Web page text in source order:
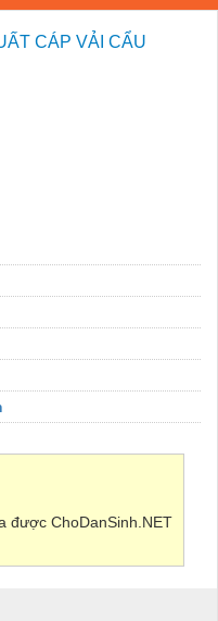
CÁP VẢI CẨU
được ChoDanSinh.NET